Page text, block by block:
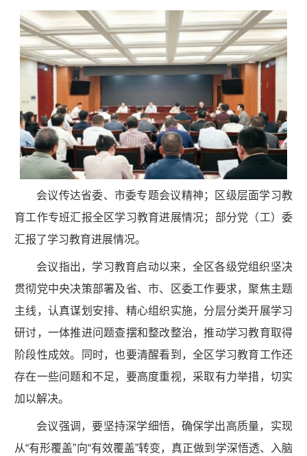
会议传达省委、市委专题会议精神；区级层面学习教
育工作专班汇报全区学习教育进展情况；部分党（工）委
汇报了学习教育进展情况。
会议指出，学习教育启动以来，全区各级党组织坚决
贯彻党中央决策部署及省、市、区委工作要求，聚焦主题
主线，认真谋划安排、精心组织实施，分层分类开展学习
研讨，一体推进问题查摆和整改整治，推动学习教育取得
阶段性成效。同时，也要清醒看到，全区学习教育工作还
存在一些问题和不足，要高度重视，采取有力举措，切实
加以解决。
会议强调，要坚持深学细悟，确保学出高质量，实现
从“有形覆盖”向“有效覆盖”转变，真正做到学深悟透、入脑